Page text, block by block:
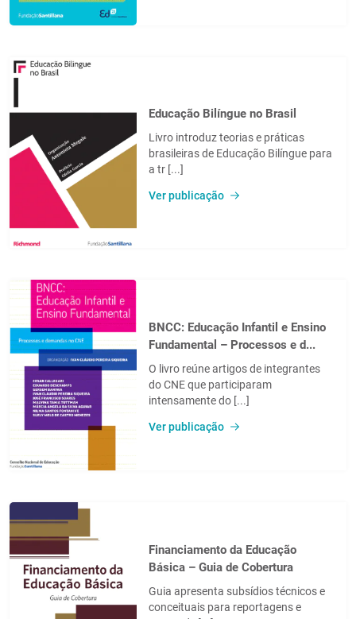
Educação Bilíngue no Brasil
Livro introduz teorias e práticas
brasileiras de Educação Bilíngue para
a tr [...]
Ver publicação
BNCC: Educação Infantil e Ensino
Fundamental – Processos e d...
O livro reúne artigos de integrantes
do CNE que participaram
intensamente do [...]
Ver publicação
Financiamento da Educação
Básica – Guia de Cobertura
Guia apresenta subsídios técnicos e
conceituais para reportagens e